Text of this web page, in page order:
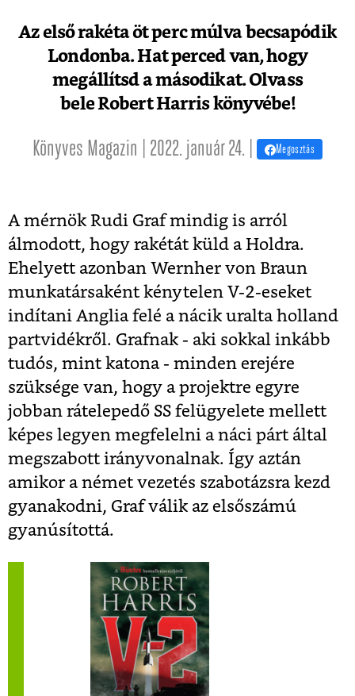
Az első rakéta öt perc múlva becsapódik
Londonba. Hat perced van, hogy
megállítsd a másodikat. Olvass
bele Robert Harris könyvébe!
Könyves Magazin | 2022. január 24. | Megosztás
A mérnök Rudi Graf mindig is arról
álmodott, hogy rakétát küld a Holdra.
Ehelyett azonban Wernher von Braun
munkatársaként kénytelen V-2-eseket
indítani Anglia felé a nácik uralta holland
partvidékről. Grafnak - aki sokkal inkább
tudós, mint katona - minden erejére
szüksége van, hogy a projektre egyre
jobban rátelepedő SS felügyelete mellett
képes legyen megfelelni a náci párt által
megszabott irányvonalnak. Így aztán
amikor a német vezetés szabotázsra kezd
gyanakodni, Graf válik az elsőszámú
gyanúsítottá.